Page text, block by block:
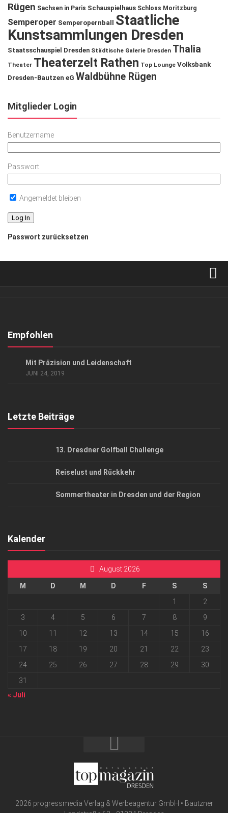
Rügen Sachsen in Paris Schauspielhaus Schloss Moritzburg
Semperoper Semperopernball
Staatliche
Kunstsammlungen Dresden
Staatsschauspiel Dresden Städtische Galerie Dresden Thalia
Theater Theaterzelt Rathen Top Lounge Volksbank
Dresden-Bautzen eG Waldbühne Rügen
Mitglieder Login
Benutzername
Passwort
Angemeldet bleiben
Passwort zurücksetzen
Kontakt, Impressum
Empfohlen
Mit Präzision und Leidenschaft
JUNI 24, 2019
Letzte Beiträge
13. Dresdner Golfball Challenge
Reiselust und Rückkehr
Sommertheater in Dresden und der Region
Kalender
August 2026
M D M D F S
S
1
2
3
4 5 6 7 8
9
10
11 12 13 14 15
16
17
18 19 20 21 22
23
24
25 26 27 28 29
30
31
« Juli
2026 progressmedia Verlag & Werbeagentur GmbH • Bautzner